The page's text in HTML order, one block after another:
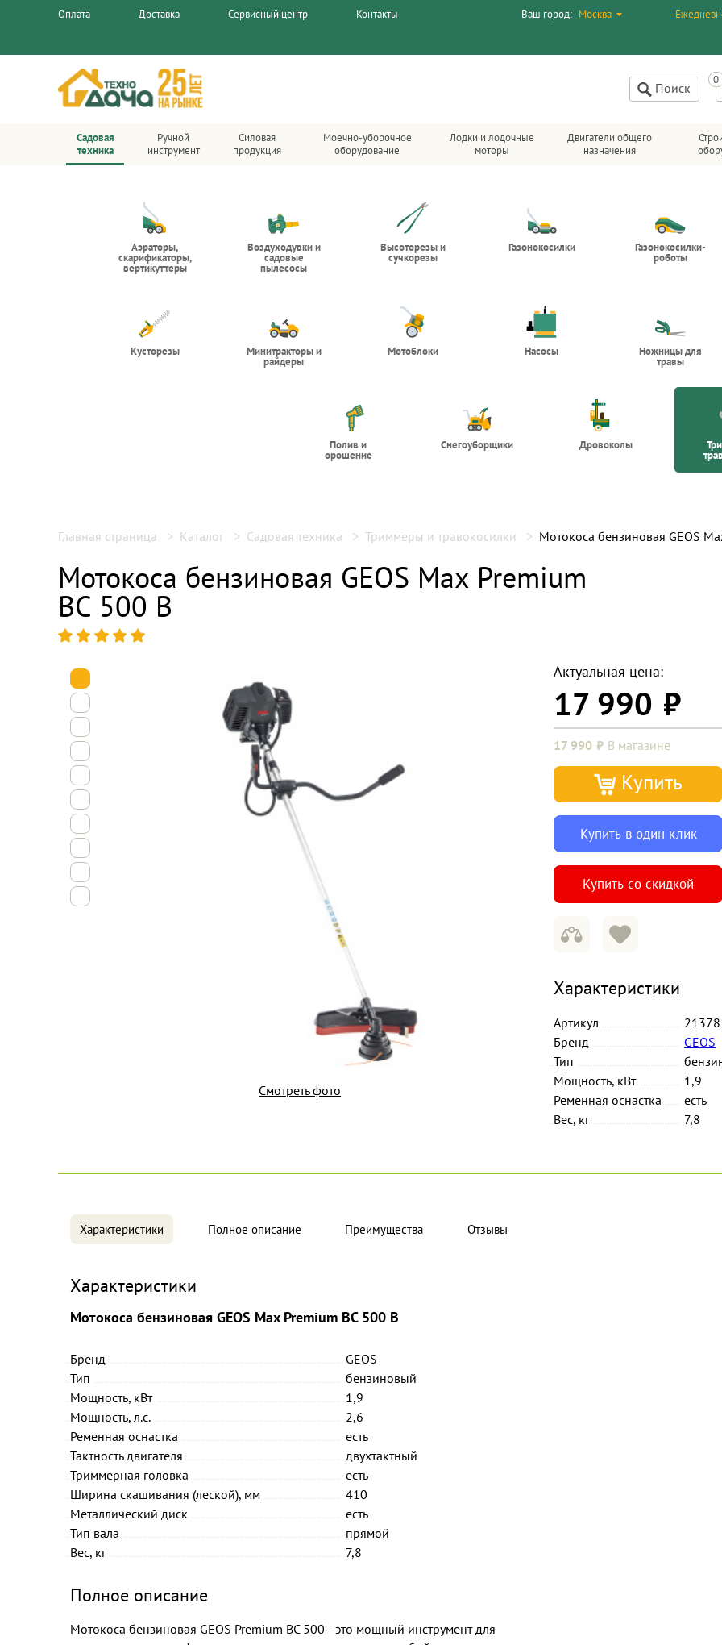
Оплата Доставка Сервисный центр Контакты Ваш город: Москва
Поиск
Садовая
техника
Ручной
инструмент
Силовая
продукция
Моечно-уборочное
оборудование
Лодки и лодочные
моторы
Двигатели общего
назначения
Аэраторы,
скарификаторы,
вертикуттеры
Воздуходувки и
садовые
пылесосы
Высоторезы и
сучкорезы
Газонокосилки Газонокосилки-
роботы
Кусторезы Минитракторы и
райдеры
Мотоблоки Насосы Ножницы для
травы
Полив и
орошение
Снегоуборщики Дровоколы
Главная страница Каталог Садовая техника Триммеры и травокосилки Мотокоса бензиновая GEOS
Мотокоса бензиновая GEOS Max Premium
BC 500 B
Смотреть фото
Актуальная цена:
17 990
17 990 В магазине
Купить
Купить в один клик
Купить со скидкой
Характеристики
Артикул
Бренд
GEOS
Тип
Мощность, кВт
1,9
Ременная оснастка
есть
Вес, кг
7,8
Характеристики Полное описание Преимущества Отзывы
Характеристики
Мотокоса бензиновая GEOS Max Premium BC 500 B
Бренд
GEOS
Тип
бензиновый
Мощность, кВт
1,9
Мощность, л.с.
2,6
Ременная оснастка
есть
Тактность двигателя
двухтактный
Триммерная головка
есть
Ширина скашивания (леской), мм
410
Металлический диск
есть
Тип вала
прямой
Вес, кг
7,8
Полное описание
Мотокоса бензиновая GEOS Premium BC 500—это мощный инструмент для